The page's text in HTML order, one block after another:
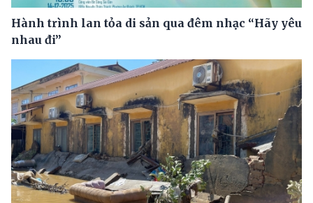
Hành trình lan tỏa di sản qua đêm nhạc “Hãy yêu
nhau đi”